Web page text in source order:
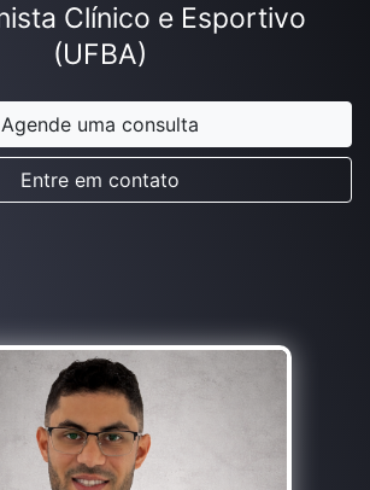
Clínico e Esportivo
(UFBA)
Agende uma consulta
Entre em contato